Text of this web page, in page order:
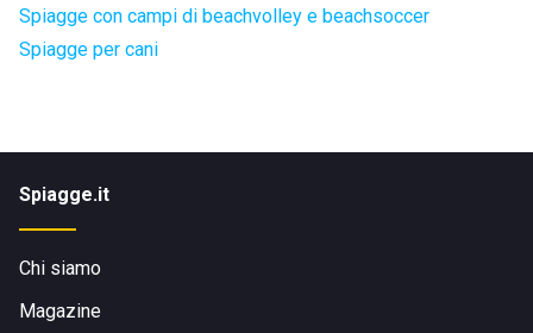
Spiagge con campi di beachvolley e beachsoccer
Spiagge per cani
Spiagge.it
Chi siamo
Magazine